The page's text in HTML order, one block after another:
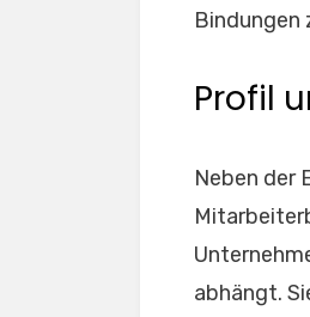
Bindungen
Profil
Neben der
abhängt.